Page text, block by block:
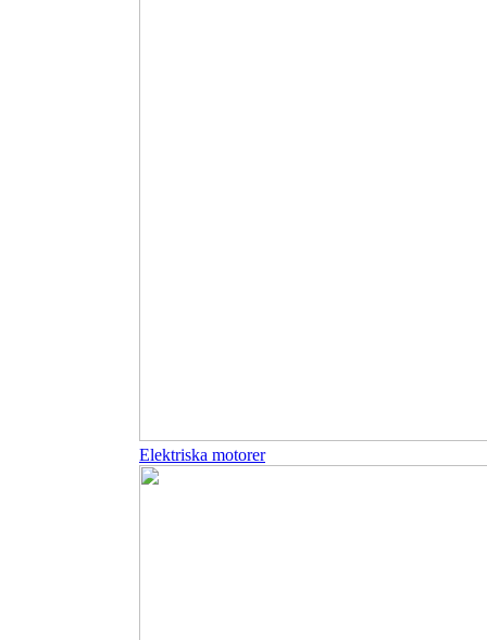
Elektriska motorer